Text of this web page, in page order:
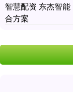
智慧配资 东杰智
合方案